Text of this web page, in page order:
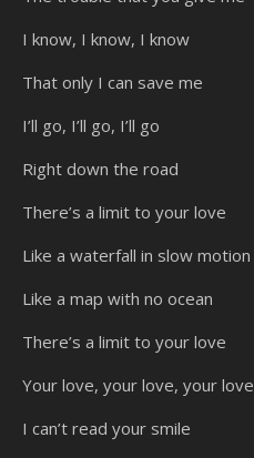
I know, I know, I know
That only I can save me
I’ll go, I’ll go, I’ll go
Right down the road
There’s a limit to your love
Like a waterfall in slow motion
Like a map with no ocean
There’s a limit to your love
Your love, your love, your love
I can’t read your smile